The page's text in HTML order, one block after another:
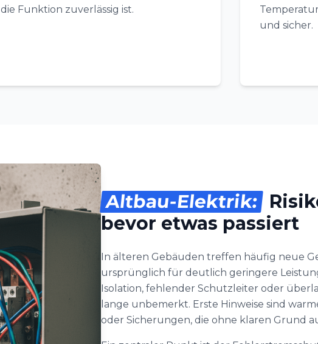
die Funktion zuverlässig ist.
und sicher.
Altbau-Elektrik:
bevor etwas passiert
In älteren Gebäuden treffen häufig neue
ursprünglich für deutlich geringere
Isolation, fehlender Schutzleiter oder
lange unbemerkt. Erste Hinweise sind
oder Sicherungen, die ohne klaren Grund